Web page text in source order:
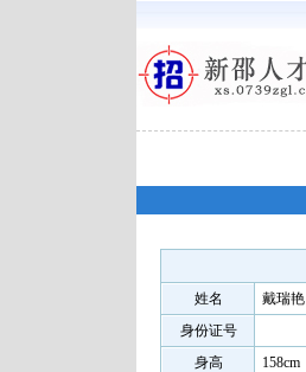
姓名 戴瑞艳
身份证号
身高
158cm